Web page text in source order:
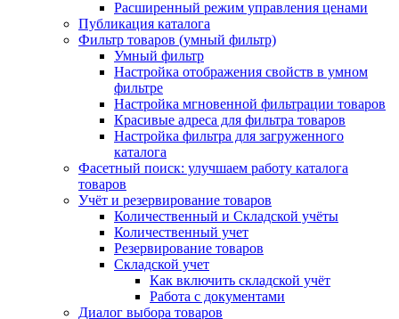
Расширенный режим управления ценами
Публикация каталога
Фильтр товаров (умный фильтр)
Умный фильтр
Настройка отображения свойств в умном
фильтре
Настройка мгновенной фильтрации товаров
Красивые адреса для фильтра товаров
Настройка фильтра для загруженного
каталога
Фасетный поиск: улучшаем работу каталога
товаров
Учёт и резервирование товаров
Количественный и Складской учёты
Количественный учет
Резервирование товаров
Складской учет
Как включить складской учёт
Работа с документами
Диалог выбора товаров